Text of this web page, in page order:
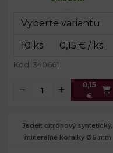
Kód: 340661
0,15
€
Jadeit citrónový syntetický,
minerálne korálky Ø6 mm